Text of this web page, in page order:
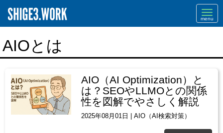
AIOとは
AIO（AI Optimization）と
は？SEOやLLMOとの関係
性を図解でやさしく解説
2025年08月01日 |AIO（AI検索対策）